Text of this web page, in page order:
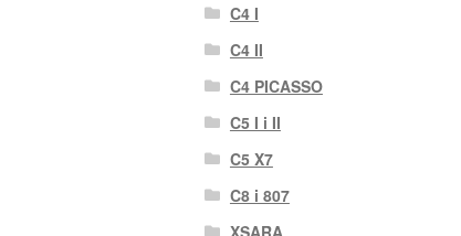
C4 I
C4 II
C4 PICASSO
C5 I i II
C5 X7
C8 i 807
XSARA